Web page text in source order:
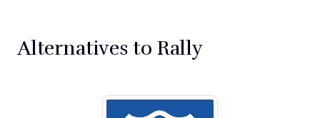
Alternatives to Rally